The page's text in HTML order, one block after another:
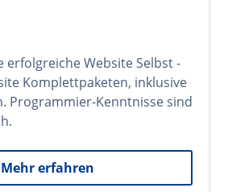
erfolgreiche Website Selbst -
Komplettpaketen, inklusive
Programmier-Kenntnisse sind
Mehr erfahren